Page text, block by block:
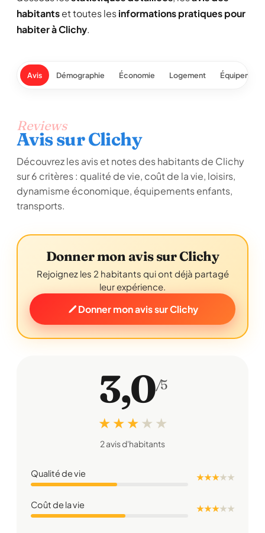
habitantset toutes lesinformations pratiques pour
habiter à Clichy.
Avis Démographie Économie Logement
Reviews
Avis sur Clichy
Découvrez les avis et notes des habitants de Clichy
sur 6 critères : qualité de vie, coût de la vie, loisirs,
dynamisme économique, équipements enfants,
transports.
Donner mon avis sur Clichy
Rejoignez les 2 habitants qui ont déjà partagé
leur expérience.
Donner mon avis sur Clichy
3,0/5
★ ★ ★ ★ ★
2 avis d'habitants
Qualité de vie ★ ★ ★★★
Coût de la vie ★ ★ ★★★